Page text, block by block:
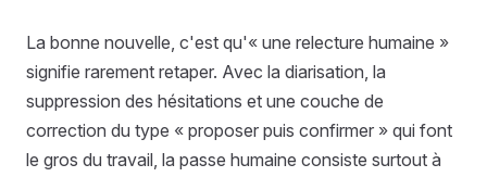
La bonne nouvelle, c'est qu'« une relecture humaine »
signifie rarement retaper. Avec la diarisation, la
suppression des hésitations et une couche de
correction du type « proposer puis confirmer » qui font
le gros du travail, la passe humaine consiste surtout à